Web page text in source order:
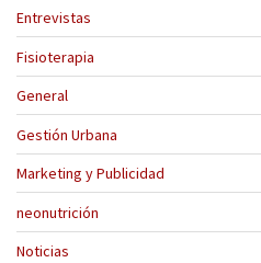
Entrevistas
Fisioterapia
General
Gestión Urbana
Marketing y Publicidad
neonutrición
Noticias